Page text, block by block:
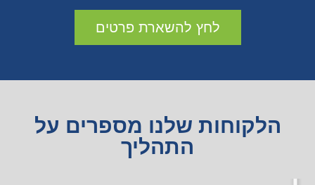
לחץ להשארת פרטים
הלקוחות שלנו מספרים על
התהליך